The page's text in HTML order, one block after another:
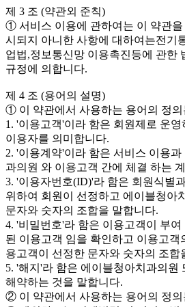
제 3 조 (약관외 준칙)
① 서비스 이용에 관하여는 이 약관을
시되지 아니한 사항에 대하여는전기
업법,정보통신망 이용촉진등에 관한
규정에 의합니다.
제 4 조 (용어의 설명)
① 이 약관에서 사용하는 용어의 정의
1. '이용고객'이라 함은 회원제로 운
이용자를 의미합니다.
2. '이용계약'이라 함은 서비스 이용과
과의원 와 이용고객 간에 체결 하는
3. '이용자번호(ID)'라 함은 회원식별
위하여 회원이 선정하고 에이블청아
문자와 숫자의 조합을 말합니다.
4. '비밀번호'라 함은 이용고객이 부여
된 이용고객 임을 확인하고 이용고객
용고객이 선정한 문자와 숫자의 조합
5. '해지'라 함은 에이블청아치과의원
해약하는 것을 말합니다.
② 이 약관에서 사용하는 용어의 정의